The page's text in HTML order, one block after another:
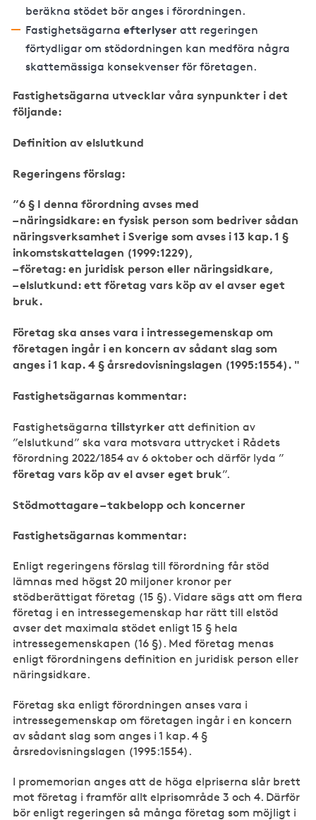
beräkna stödet bör anges i förordningen.
Fastighetsägarna efterlyser att regeringen
förtydligar om stödordningen kan medföra några
skattemässiga konsekvenser för företagen.
Fastighetsägarna utvecklar våra synpunkter i det
följande:
Definition av elslutkund
Regeringens förslag:
”6 § I denna förordning avses med
– näringsidkare: en fysisk person som bedriver sådan
näringsverksamhet i Sverige som avses i 13 kap. 1 §
inkomstskattelagen (1999:1229),
– företag: en juridisk person eller näringsidkare,
– elslutkund: ett företag vars köp av el avser eget
bruk.
Företag ska anses vara i intressegemenskap om
företagen ingår i en koncern av sådant slag som
anges i 1 kap. 4 § årsredovisningslagen (1995:1554). "
Fastighetsägarnas kommentar:
Fastighetsägarnatillstyrker att definition av
”elslutkund” ska vara motsvara uttrycket i Rådets
förordning 2022/1854 av 6 oktober och därför lyda ”
företag vars köp av el avser eget bruk”.
Stödmottagare – takbelopp och koncerner
Fastighetsägarnas kommentar:
Enligt regeringens förslag till förordning får stöd
lämnas med högst 20 miljoner kronor per
stödberättigat företag (15 §). Vidare sägs att om flera
företag i en intressegemenskap har rätt till elstöd
avser det maximala stödet enligt 15 § hela
intressegemenskapen (16 §). Med företag menas
enligt förordningens definition en juridisk person eller
näringsidkare.
Företag ska enligt förordningen anses vara i
intressegemenskap om företagen ingår i en koncern
av sådant slag som anges i 1 kap. 4 §
årsredovisningslagen (1995:1554).
I promemorian anges att de höga elpriserna slår brett
mot företag i framför allt elprisområde 3 och 4. Därför
bör enligt regeringen så många företag som möjligt i